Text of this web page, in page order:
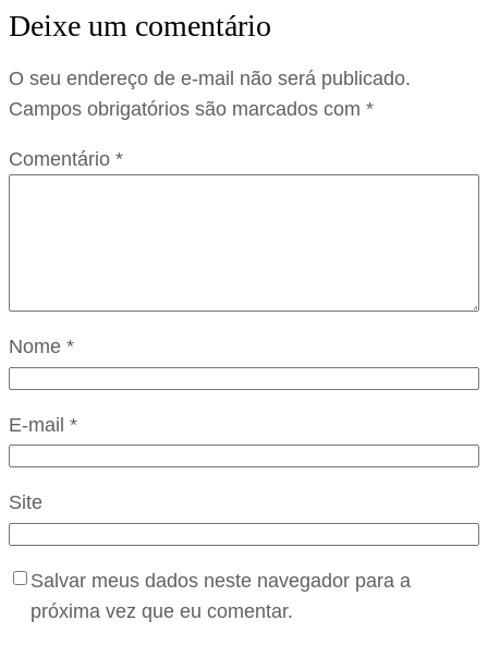
Deixe um comentário
O seu endereço de e-mail não será publicado.
Campos obrigatórios são marcados com *
Comentário *
Nome *
E-mail *
Site
Salvar meus dados neste navegador para a
próxima vez que eu comentar.